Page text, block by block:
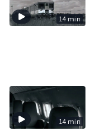
14 min
14 min